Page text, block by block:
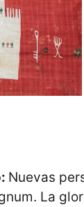
Nuevas
La